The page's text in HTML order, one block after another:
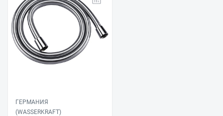
ГЕРМАНИЯ
(WASSERKRAFT)